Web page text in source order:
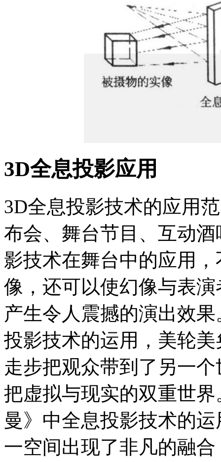
3D全息投影应用
3D全息投影技术的应用
布会、舞台节目、互动
影技术在舞台中的应用
像，还可以使幻像与表
产生令人震撼的演出效
投影技术的运用，美轮
走步把观众带到了另一
把虚拟与现实的双重世
曼》中全息投影技术的
一空间出现了非凡的融